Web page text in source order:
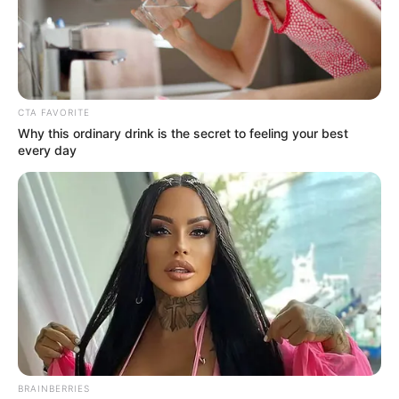
Archivo
Por:
Elibardo León Estévez
Noviembre 24, 2020
CTA FAVORITE
Why this ordinary drink is the secret to feeling your best
every day
BRAINBERRIES